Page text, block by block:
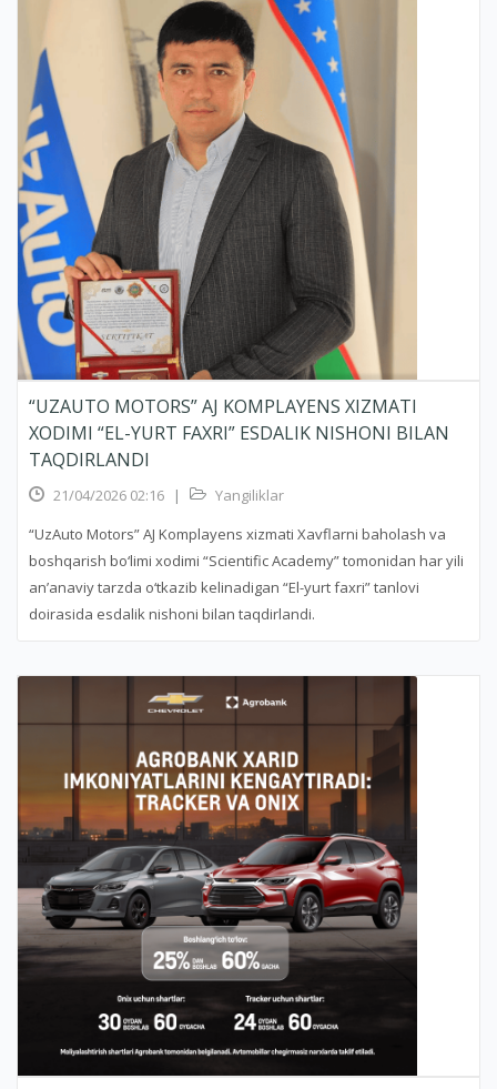
“UZAUTO MOTORS” AJ KOMPLAYENS XIZMATI
XODIMI “EL-YURT FAXRI” ESDALIK NISHONI BILAN
TAQDIRLANDI
21/04/2026 02:16 |
Yangiliklar
“UzAuto Motors” AJ Komplayens xizmati Xavflarni baholash va
boshqarish bo‘limi xodimi “Scientific Academy” tomonidan har yili
an’anaviy tarzda o‘tkazib kelinadigan “El-yurt faxri” tanlovi
doirasida esdalik nishoni bilan taqdirlandi.